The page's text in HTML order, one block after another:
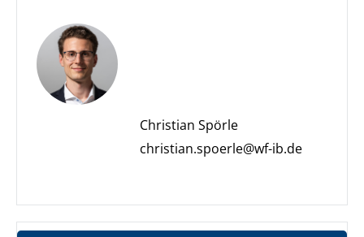
Christian Spörle
christian.spoerle@wf-ib.de